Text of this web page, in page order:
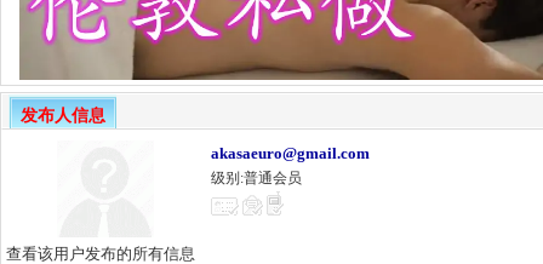
发布人信息
akasaeuro@gmail.com
级别:普通会员
查看该用户发布的所有信息